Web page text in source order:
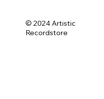
© 2024 Artistic
Recordstore